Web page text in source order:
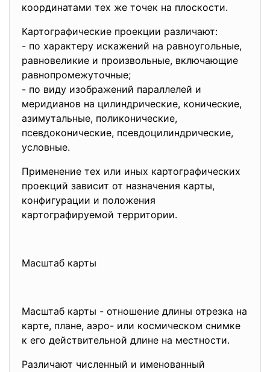
координатами тех же точек на плоскости.
Картографические проекции различают:
- по характеру искажений на равноугольные,
равновеликие и произвольные, включающие
равнопромежуточные;
- по виду изображений параллелей и
меридианов на цилиндрические, конические,
азимутальные, поликонические,
псевдоконические, псевдоцилиндрические,
условные.
Применение тех или иных картографических
проекций зависит от назначения карты,
конфигурации и положения
картографируемой территории.
Масштаб карты
Масштаб карты - отношение длины отрезка на
карте, плане, аэро- или космическом снимке
к его действительной длине на местности.
Различают численный и именованный